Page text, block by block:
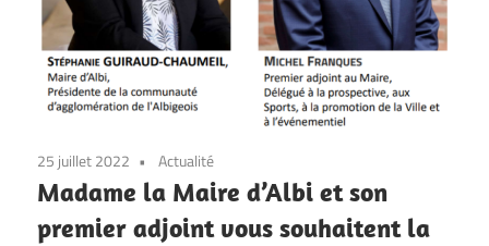
25 juillet 2022 Actualité
Madame la Maire d’Albi et son
premier adjoint vous souhaitent la